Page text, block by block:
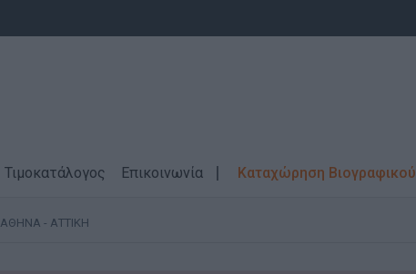
Τιμοκατάλογος Επικοινωνία Καταχώρηση Βιογραφικού
ΑΘΗΝΑ - ΑΤΤΙΚΗ